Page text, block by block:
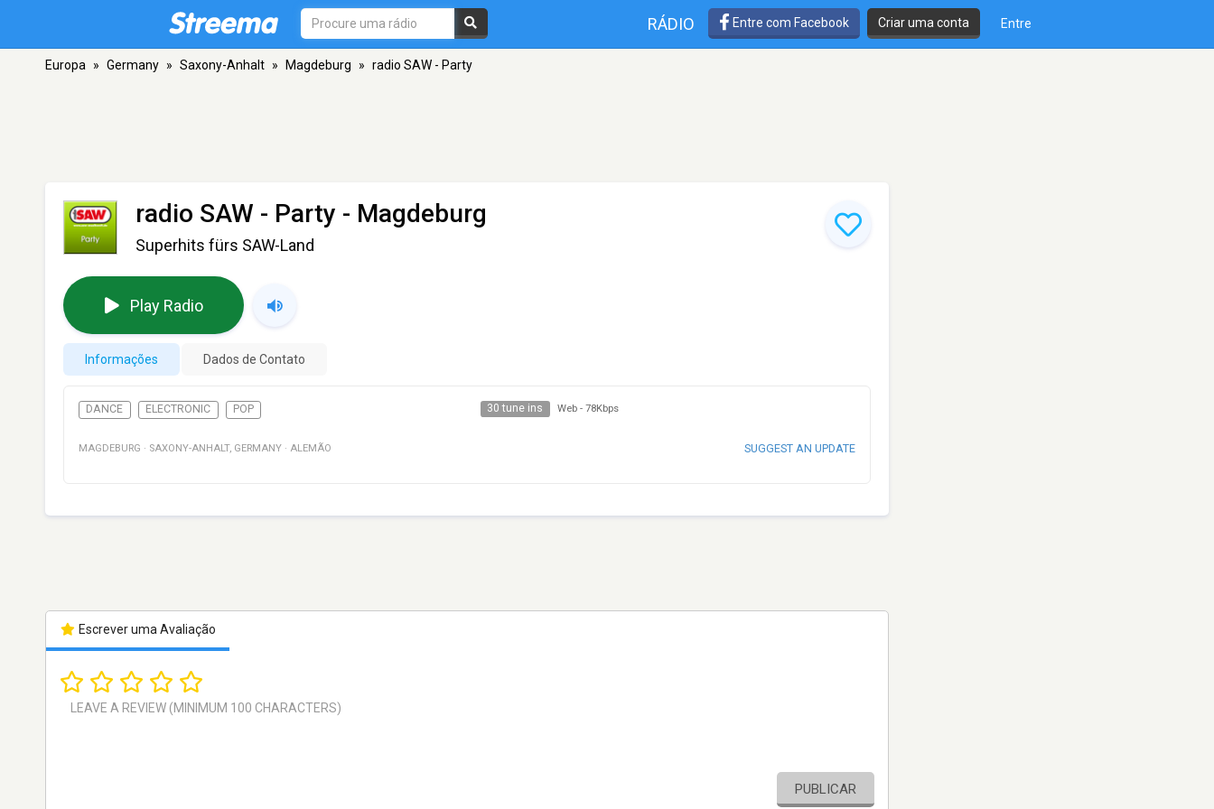
RÁDIO Entre com Facebook Criar uma conta Entre
Europa » Germany » Saxony-Anhalt » Magdeburg » radio SAW - Party
radio SAW - Party - Magdeburg
Superhits fürs SAW-Land
Play Radio
Informações Dados de Contato
DANCE ELECTRONIC POP 30 tune ins Web - 78Kbps
MAGDEBURG · SAXONY-ANHALT, GERMANY · ALEMÃO SUGGEST AN UPDATE
Escrever uma Avaliação
PUBLICAR